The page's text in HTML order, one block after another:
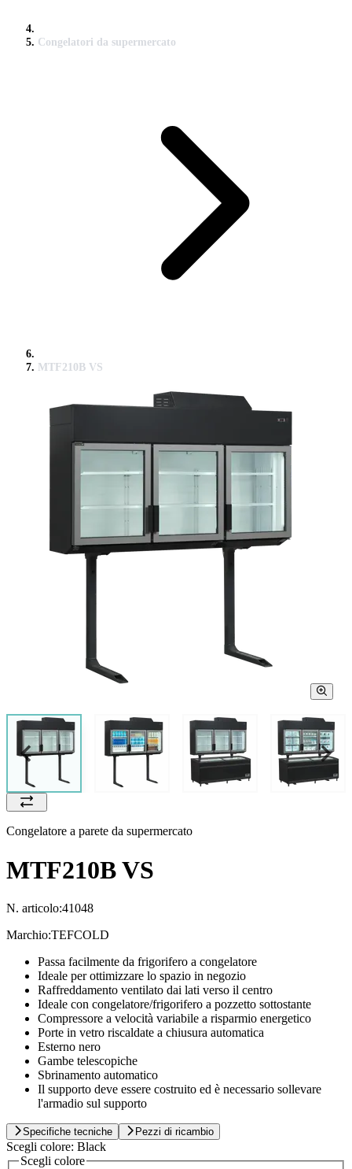
Congelatori da supermercato
MTF210B VS
Congelatore a parete da supermercato
MTF210B VS
N. articolo:41048
Marchio:TEFCOLD
Passa facilmente da frigorifero a congelatore
Ideale per ottimizzare lo spazio in negozio
Raffreddamento ventilato dai lati verso il centro
Ideale con congelatore/frigorifero a pozzetto sottostante
Compressore a velocità variabile a risparmio energetico
Porte in vetro riscaldate a chiusura automatica
Esterno nero
Gambe telescopiche
Sbrinamento automatico
Il supporto deve essere costruito ed è necessario sollevare
l'armadio sul supporto
Specifiche tecniche Pezzi di ricambio
Scegli colore: Black
Scegli colore